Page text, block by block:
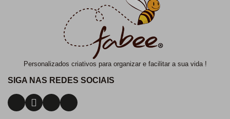
Personalizados criativos para organizar e facilitar a sua vida !
SIGA NAS REDES SOCIAIS